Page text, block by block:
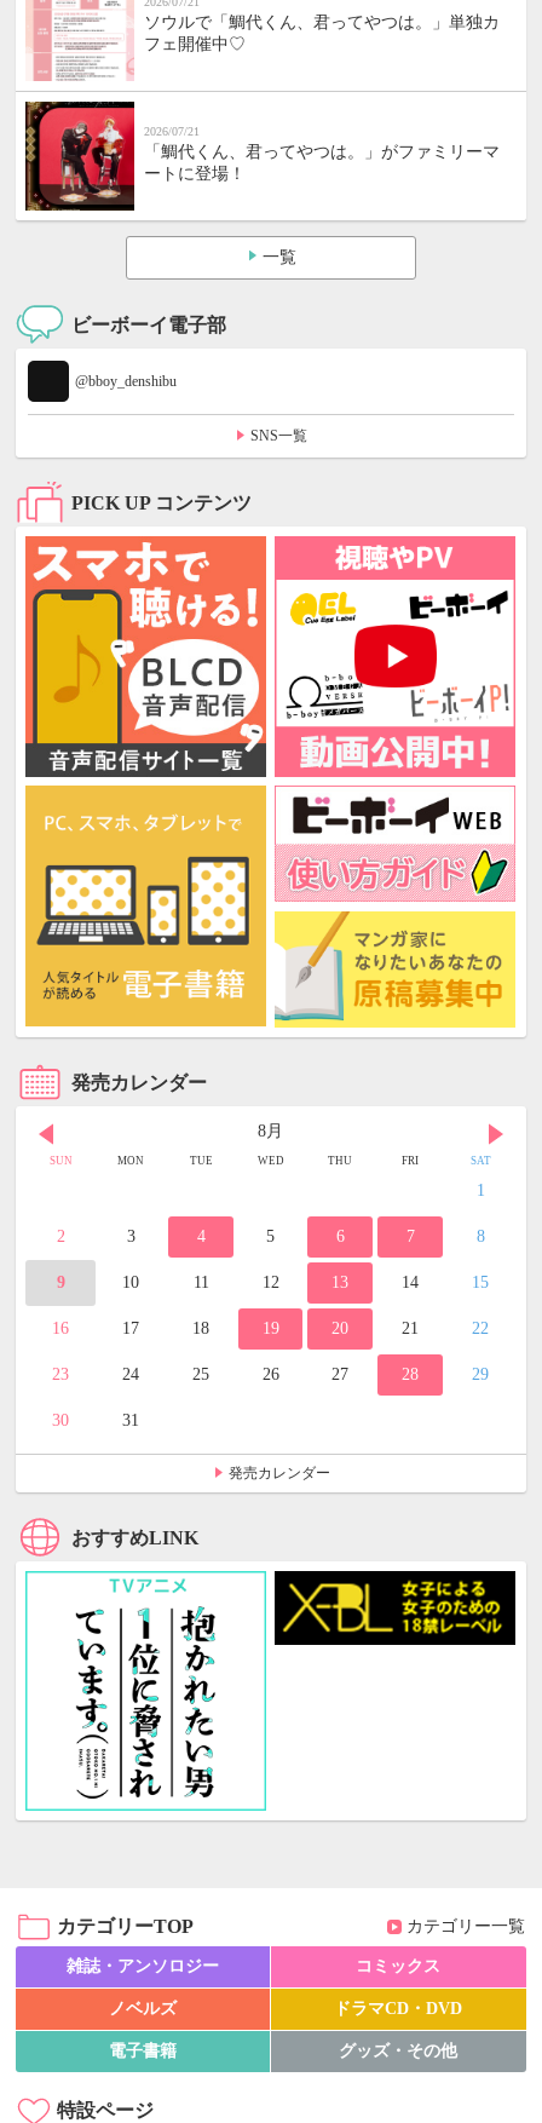
ソウルで「鯛代くん、君ってやつは。」単独カ
フェ開催中♡
2026/07/21
「鯛代くん、君ってやつは。」がファミリーマ
ートに登場！
一覧
ビーボーイ電子部
@bboy_denshibu
SNS一覧
PICK UP コンテンツ
発売カレンダー
8月
SUN MON TUE WED THU FRI SAT
1
2 3 4 5 6 7 8
9 10 11 12 13 14 15
16 17 18 19 20 21 22
23 24 25 26 27 28 29
30 31
発売カレンダー
おすすめLINK
カテゴリーTOP カテゴリー一覧
雑誌・アンソロジー コミックス
ノベルズ ドラマCD・DVD
電子書籍 グッズ・その他
特設ページ